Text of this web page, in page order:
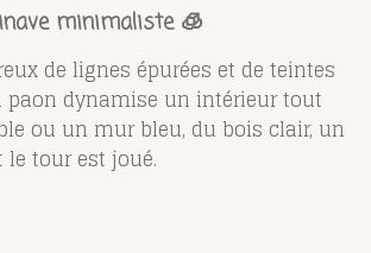
minimaliste 🧊
de lignes épurées et de teintes
paon dynamise un intérieur tout
ou un mur bleu, du bois clair, un
le tour est joué.